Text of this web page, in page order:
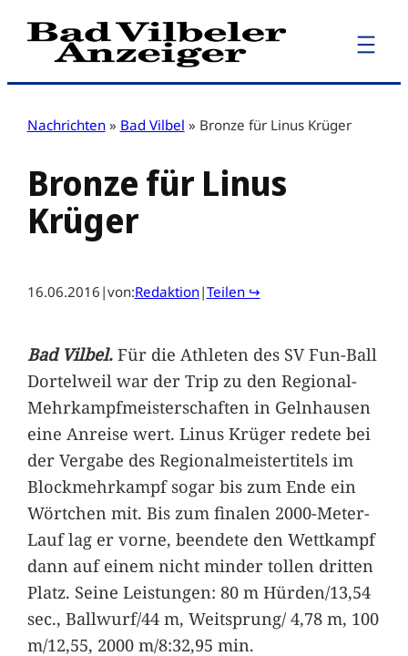
Zum
Inhalt
Nachrichten » Bad Vilbel » Bronze für Linus Krüger
Bronze für Linus
Krüger
16.06.2016 |von:Redaktion|Teilen ↪
Bad Vilbel. Für die Athleten des SV Fun-Ball
Dortelweil war der Trip zu den Regional-
Mehrkampfmeisterschaften in Gelnhausen
eine Anreise wert. Linus Krüger redete bei
der Vergabe des Regionalmeistertitels im
Blockmehrkampf sogar bis zum Ende ein
Wörtchen mit. Bis zum finalen 2000-Meter-
Lauf lag er vorne, beendete den Wettkampf
dann auf einem nicht minder tollen dritten
Platz. Seine Leistungen: 80 m Hürden/13,54
sec., Ballwurf/44 m, Weitsprung/ 4,78 m, 100
m/12,55, 2000 m/8:32,95 min.